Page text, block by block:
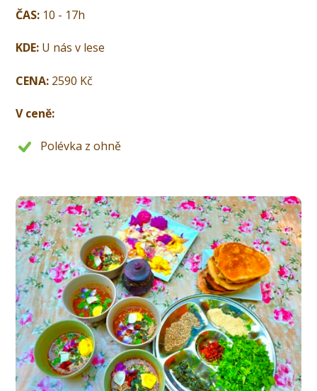
ČAS: 10 - 17h
KDE: U nás v lese
CENA: 2590 Kč
V ceně:
Polévka z ohně